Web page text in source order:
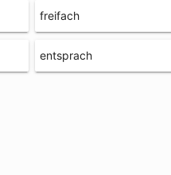
freifach
entsprach